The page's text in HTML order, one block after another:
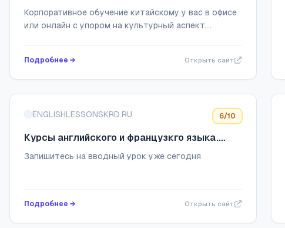
диалог»
Корпоративное обучение китайскому у вас в офисе
или онлайн с упором на культурный аспект.
Подробнее → Открыть сайт
ENGLISHLESSONSKRD.RU 6/10
Курсы английского и французкго языка.
Баркар Ирина Игоревна - преподаватель
Запишитесь на вводный урок уже сегодня
Подробнее → Открыть сайт